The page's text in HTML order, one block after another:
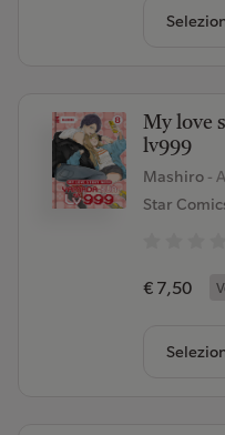
My love
lv999
Mashiro -
Star
€ 7,50